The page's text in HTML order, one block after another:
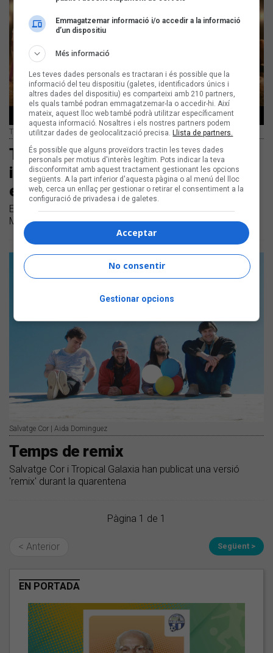
Tropical Galaxia i Maluks
Tropical Galaxia: «Aquells records
inesborrables i aquelles nits
eternes són el nostre oasi»
Estrenem l'estiuenc clip dels productors bagencs amb
Maluks i en parlem amb ells
Salvatge Cor | Aida Dominguez
Temps de remix
Salvatge Cor i Tropical Galaxia han publicat una versió
'remix' durant la quarentena
Pàgina 1 de 1
< Anterior Següent >
EN PORTADA
Emmagatzemar informació i/o accedir a la informació
d’un dispositiu
Més informació
Les teves dades personals es tractaran i és possible que la
informació del teu dispositiu (galetes, identificadors únics i
altres dades del dispositiu) es comparteixi amb 210 partners,
els quals també podran emmagatzemar-la o accedir-hi. Així
mateix, aquest lloc web també podrà utilitzar específicament
aquesta informació. Nosaltres i els nostres partners podem
utilitzar dades de geolocalització precisa.Llista de partners.
És possible que alguns proveïdors tractin les teves dades
personals per motius d'interès legítim. Pots indicar la teva
disconformitat amb aquest tractament gestionant les opcions
següents. A la part inferior d'aquesta pàgina o al menú del lloc
web, cerca un enllaç per gestionar o retirar el consentiment a la
configuració de privadesa i de galetes.
Acceptar
No consentir
Gestionar opcions